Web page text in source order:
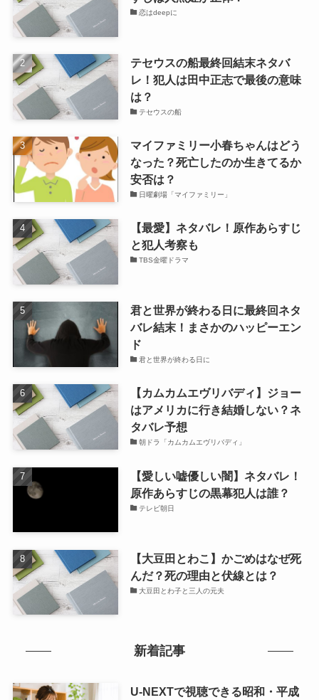
恋はdeepに
テセウスの船最終回結末ネタバ
レ！犯人は田中正志で最後の意味
は？
テセウスの船
マイファミリー小春ちゃんはどう
なった？死亡したのか生きてるか
安否は？
日曜劇場「マイファミリー」
【最愛】ネタバレ！原作あらすじ
と犯人考察も
TBS金曜ドラマ
君と世界が終わる日に最終回ネタ
バレ結末！まさかのハッピーエン
ド
君と世界が終わる日に
【カムカムエヴリバディ】ジョー
はアメリカに行き結婚しない？ネ
タバレ予想
朝ドラ「カムカムエヴリバディ」
【愛しい嘘優しい闇】ネタバレ！
原作あらすじの黒幕犯人は誰？
テレビ朝日
【大豆田とわこ】かごめはなぜ死
んだ？死の理由と伏線とは？
大豆田とわ子と三人の元夫
新着記事
U-NEXTで視聴できる昭和・平成